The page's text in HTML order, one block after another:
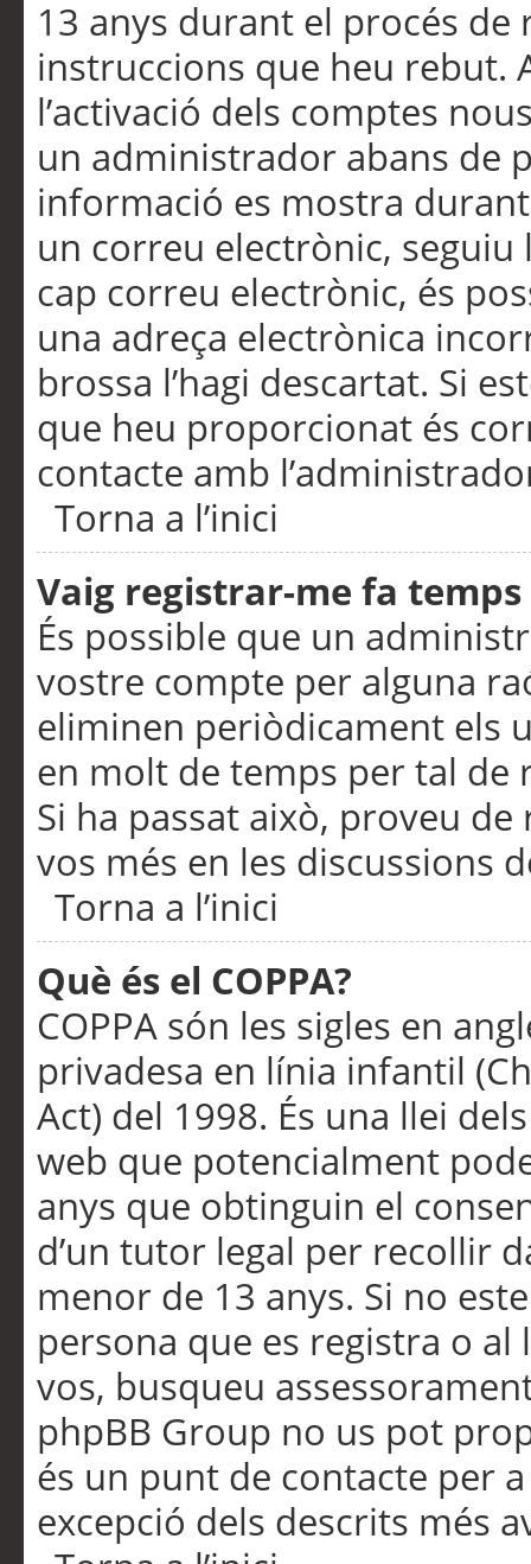
13 anys durant el procés de
instruccions que heu rebut.
l’activació dels comptes
un administrador abans de
informació es mostra
un correu electrònic,
cap correu electrònic, és
una adreça electrònica
brossa l’hagi descartat. Si
que heu proporcionat és
contacte amb
Torna a l’inici
Vaig registrar-me fa
És possible que un
vostre compte per alguna
eliminen periòdicament els
en molt de temps per tal de
Si ha passat això, proveu
vos més en les discussions
Torna a l’inici
Què és el COPPA?
COPPA són les sigles en
privadesa en línia infantil
Act) del 1998. És una llei
web que potencialment
anys que obtinguin el
d’un tutor legal per recollir
menor de 13 anys. Si no
persona que es registra o
vos, busqueu
phpBB Group no us pot
és un punt de contacte per
excepció dels descrits més